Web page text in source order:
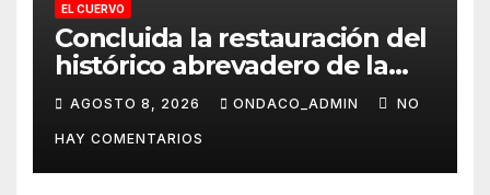
EL CUERVO
Concluida la restauración del
histórico abrevadero de la
Laguna de Los Tollos de El
Cuervo
AGOSTO 8, 2026 ONDACO_ADMIN NO
HAY COMENTARIOS